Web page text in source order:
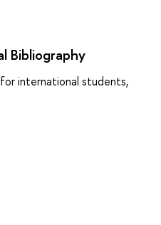
Bibliography
international students,